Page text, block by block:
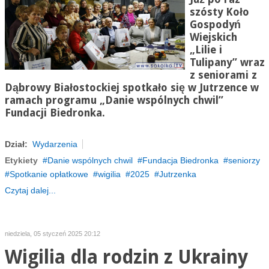
szósty Koło
Gospodyń
Wiejskich
„Lilie i
Tulipany” wraz
z seniorami z
Dąbrowy Białostockiej spotkało się w Jutrzence w
ramach programu „Danie wspólnych chwil”
Fundacji Biedronka.
Dział: Wydarzenia
Etykiety
Danie wspólnych chwil Fundacja Biedronka
seniorzy
Spotkanie opłatkowe
wigilia 2025
Jutrzenka
Czytaj dalej...
niedziela, 05 styczeń 2025 20:12
Wigilia dla rodzin z Ukrainy